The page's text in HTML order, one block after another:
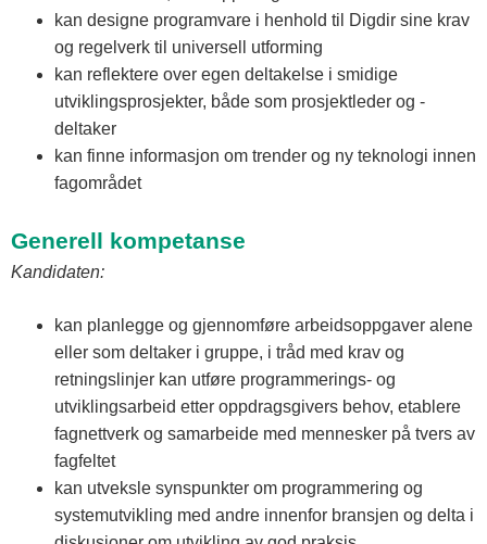
kan designe programvare i henhold til Digdir sine krav
og regelverk til universell utforming
kan reflektere over egen deltakelse i smidige
utviklingsprosjekter, både som prosjektleder og -
deltaker
kan finne informasjon om trender og ny teknologi innen
fagområdet
Generell kompetanse
Kandidaten:
kan planlegge og gjennomføre arbeidsoppgaver alene
eller som deltaker i gruppe, i tråd med krav og
retningslinjer kan utføre programmerings- og
utviklingsarbeid etter oppdragsgivers behov, etablere
fagnettverk og samarbeide med mennesker på tvers av
fagfeltet
kan utveksle synspunkter om programmering og
systemutvikling med andre innenfor bransjen og delta i